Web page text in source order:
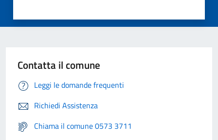
Contatta il comune
Leggi le domande frequenti
Richiedi Assistenza
Chiama il comune 0573 3711